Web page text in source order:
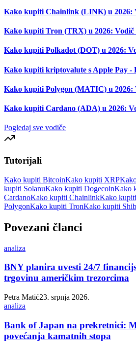
Kako kupiti Chainlink (LINK) u 2026:
Kako kupiti Tron (TRX) u 2026: Vodič
Kako kupiti Polkadot (DOT) u 2026:
Kako kupiti kriptovalute s Apple Pay -
Kako kupiti Polygon (MATIC) u 2026:
Kako kupiti Cardano (ADA) u 2026:
Pogledaj sve vodiče
Tutorijali
Kako kupiti BitcoinKako kupiti XRP
kupiti SolanuKako kupiti DogecoinKako
CardanoKako kupiti ChainlinkKako
PolygonKako kupiti TronKako kupiti
Povezani članci
analiza
BNY planira uvesti 24/7
trgovinu američkim trezorcima
Petra Matić23. srpnja 2026.
analiza
Bank of Japan na prekretnici:
povećanja kamatnih stopa